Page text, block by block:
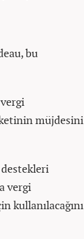
bu
müjdesini
vergi
kullanılacağını